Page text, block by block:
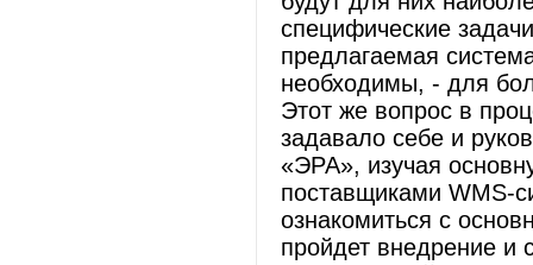
специфические
предлагаемая
необходимы, - для
Этот же вопрос в
задавало себе и
«ЭРА», изучая
поставщиками WMS-
ознакомиться с
пройдет внедрение и